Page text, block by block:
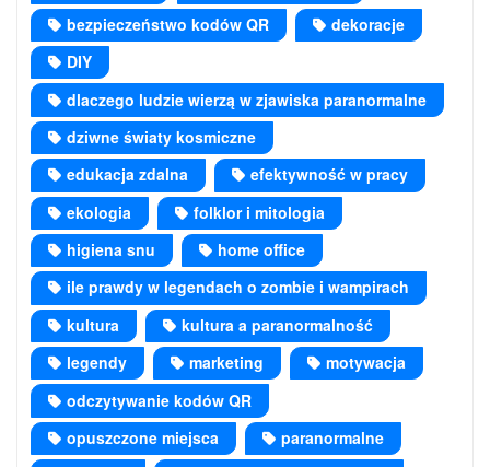
bezpieczeństwo kodów QR
dekoracje
DIY
dlaczego ludzie wierzą w zjawiska paranormalne
dziwne światy kosmiczne
edukacja zdalna
efektywność w pracy
ekologia
folklor i mitologia
higiena snu
home office
ile prawdy w legendach o zombie i wampirach
kultura
kultura a paranormalność
legendy
marketing
motywacja
odczytywanie kodów QR
opuszczone miejsca
paranormalne